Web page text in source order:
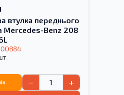
втулка переднього
Merсedes-Benz 208
− +